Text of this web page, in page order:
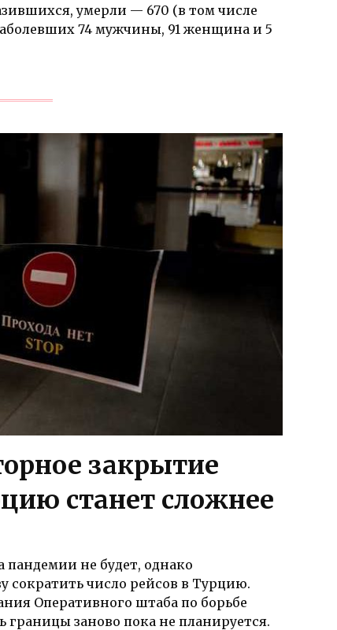
умерли — 670 (в том числе
74 мужчины, 91 женщина и 5
закрытие
станет сложнее
не будет, однако
сократить число рейсов в Турцию.
Оперативного штаба по борьбе
заново пока не планируется.